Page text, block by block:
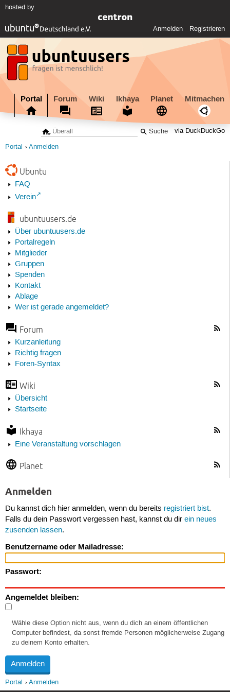
hosted by
Anmelden Registrieren
Portal Forum Wiki Ikhaya Planet Mitmachen
via DuckDuckGo
Portal Anmelden
Ubuntu
FAQ
Verein
ubuntuusers.de
Über ubuntuusers.de
Portalregeln
Mitglieder
Gruppen
Spenden
Kontakt
Ablage
Wer ist gerade angemeldet?
Forum
Kurzanleitung
Richtig fragen
Foren-Syntax
Wiki
Übersicht
Startseite
Ikhaya
Eine Veranstaltung vorschlagen
Planet
Anmelden
Du kannst dich hier anmelden, wenn du bereits registriert bist.
Falls du dein Passwort vergessen hast, kannst du dir ein neues
zusenden lassen.
Benutzername oder Mailadresse:
Passwort:
Angemeldet bleiben:
Wähle diese Option nicht aus, wenn du dich an einem öffentlichen
Computer befindest, da sonst fremde Personen möglicherweise Zugang
zu deinem Konto erhalten.
Portal Anmelden